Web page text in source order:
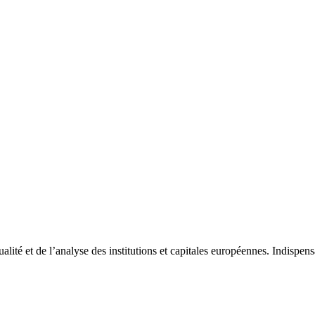
et de l’analyse des institutions et capitales européennes.